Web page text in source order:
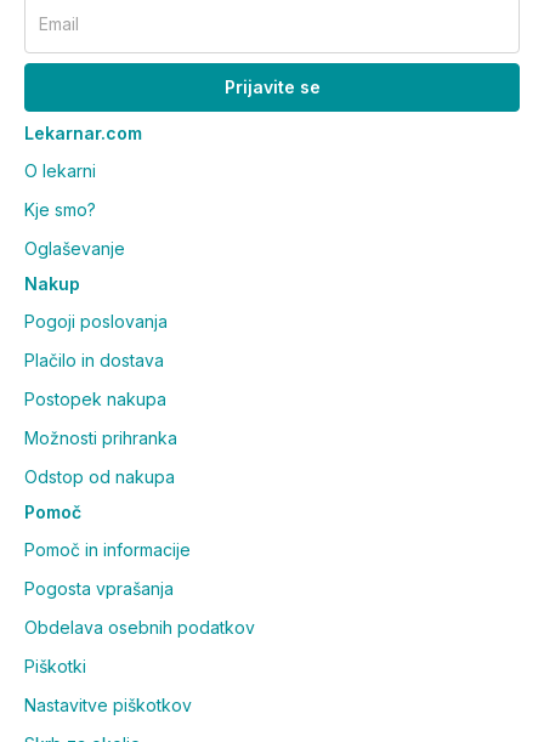
Email
Prijavite se
Lekarnar.com
O lekarni
Kje smo?
Oglaševanje
Nakup
Pogoji poslovanja
Plačilo in dostava
Postopek nakupa
Možnosti prihranka
Odstop od nakupa
Pomoč
Pomoč in informacije
Pogosta vprašanja
Obdelava osebnih podatkov
Piškotki
Nastavitve piškotkov